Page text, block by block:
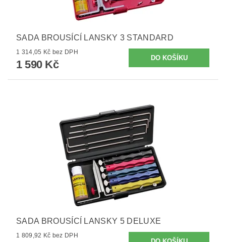
SADA BROUSÍCÍ LANSKY 3 STANDARD
1 314,05 Kč bez DPH
1 590 Kč
SADA BROUSÍCÍ LANSKY 5 DELUXE
1 809,92 Kč bez DPH